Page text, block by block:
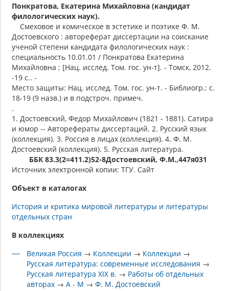
Понкратова, Екатерина Михайловна (кандидат
филологических наук).
Смеховое и комическое в эстетике и поэтике Ф. М.
Достоевского : автореферат диссертации на соискание
ученой степени кандидата филологических наук :
специальность 10.01.01 / Понкратова Екатерина
Михайловна ; [Нац. исслед. Том. гос. ун-т]. - Томск, 2012.
-19 с.. -
Место защиты: Нац. исслед. Том. гос. ун-т. - Библиогр.: с.
18-19 (9 назв.) и в подстроч. примеч.
.
1. Достоевский, Федор Михайлович (1821 - 1881). Сатира
и юмор -- Авторефераты диссертаций. 2. Русский язык
(коллекция). 3. Россия в лицах (коллекция). 4. Ф. М.
Достоевский (коллекция). 5. Русская литература.
ББК 83.3(2=411.2)52-8Достоевский, Ф.М.,447я031
Источник электронной копии: ТГУ. Сайт
Объект в каталогах
История и критика мировой литературы и литературы
отдельных стран
В коллекциях
Великая Россия → Коллекции → Коллекции →
Русская литература: современные исследования →
Русская литература XIX в. → Работы об отдельных
авторах →А - М →Ф. М. Достоевский